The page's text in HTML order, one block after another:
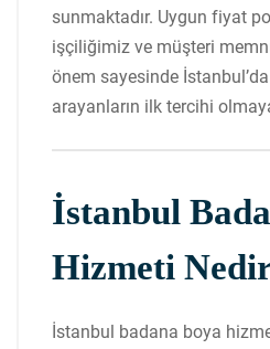
sunmaktadır. Uygun fiyat
işçiliğimiz ve müşteri
önem sayesinde
arayanların ilk tercihi
İstanbul
Hizmeti
İstanbul badana boya